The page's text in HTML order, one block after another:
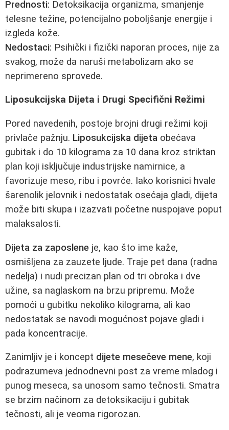
Prednosti: Detoksikacija organizma, smanjenje
telesne težine, potencijalno poboljšanje energije i
izgleda kože.
Nedostaci: Psihički i fizički naporan proces, nije za
svakog, može da naruši metabolizam ako se
neprimereno sprovede.
Liposukcijska Dijeta i Drugi Specifični Režimi
Pored navedenih, postoje brojni drugi režimi koji
privlače pažnju. Liposukcijska dijeta obećava
gubitak i do 10 kilograma za 10 dana kroz striktan
plan koji isključuje industrijske namirnice, a
favorizuje meso, ribu i povrće. Iako korisnici hvale
šarenolik jelovnik i nedostatak osećaja gladi, dijeta
može biti skupa i izazvati početne nuspojave poput
malaksalosti.
Dijeta za zaposlene je, kao što ime kaže,
osmišljena za zauzete ljude. Traje pet dana (radna
nedelja) i nudi precizan plan od tri obroka i dve
užine, sa naglaskom na brzu pripremu. Može
pomoći u gubitku nekoliko kilograma, ali kao
nedostatak se navodi mogućnost pojave gladi i
pada koncentracije.
Zanimljiv je i koncept dijete mesečeve mene, koji
podrazumeva jednodnevni post za vreme mladog i
punog meseca, sa unosom samo tečnosti. Smatra
se brzim načinom za detoksikaciju i gubitak
tečnosti, ali je veoma rigorozan.